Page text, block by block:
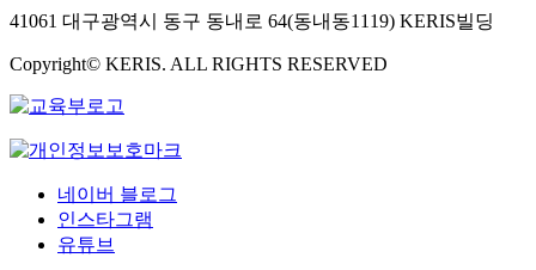
41061 대구광역시 동구 동내로 64(동내동1119) KERIS빌딩
Copyright© KERIS. ALL RIGHTS RESERVED
네이버 블로그
인스타그램
유튜브